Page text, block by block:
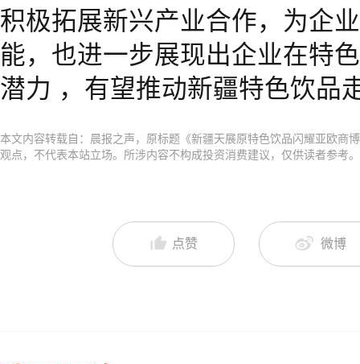
积极拓展新兴产业合作，为企
能，也进一步展现出企业在特
潜力 ，有望推动新疆特色饮品
本文内容转载自：晨报之声，原标题《新疆天展原特色饮品闪耀亚欧商
观点，不代表本站立场。所涉内容不构成投资消费建议，仅供读者参考
点赞 微博